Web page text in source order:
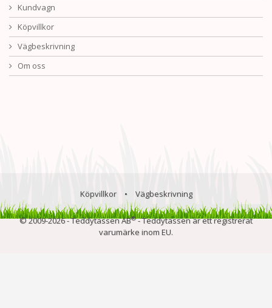
Kundvagn
Köpvillkor
Vägbeskrivning
Om oss
Köpvillkor • Vägbeskrivning
© 2009-2026 - Teddytassen AB®- Teddytassen är ett registrerat
varumärke inom EU.